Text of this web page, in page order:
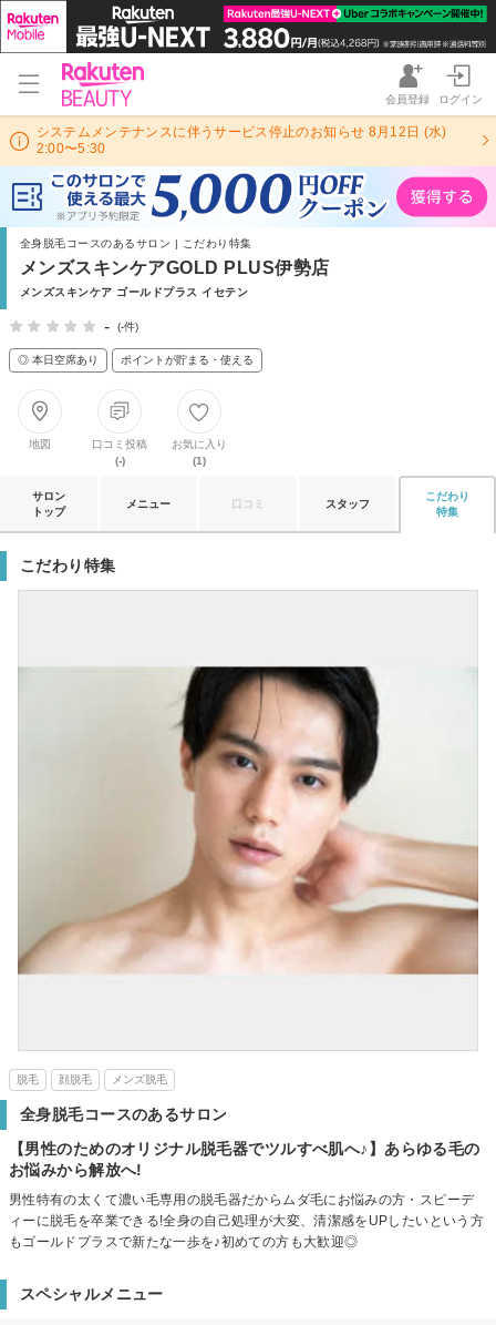
会員登録 ログイン
システムメンテナンスに伴うサービス停止のお知らせ 8月12日 (水)
2:00〜5:30
全身脱毛コースのあるサロン | こだわり特集
メンズスキンケアGOLD PLUS伊勢店
メンズスキンケア ゴールドプラス イセテン
- (-件)
◎ 本日空席あり ポイントが貯まる・使える
地図
口コミ投稿
(-)
お気に入り
(1)
サロン
トップ
メニュー 口コミ スタッフ
こだわり
特集
こだわり特集
脱毛 顔脱毛 メンズ脱毛
全身脱毛コースのあるサロン
【男性のためのオリジナル脱毛器でツルすべ肌へ♪】あらゆる毛の
お悩みから解放へ!
男性特有の太くて濃い毛専用の脱毛器だからムダ毛にお悩みの方・スピーデ
ィーに脱毛を卒業できる!全身の自己処理が大変、清潔感をUPしたいという方
もゴールドプラスで新たな一歩を♪初めての方も大歓迎◎
スペシャルメニュー